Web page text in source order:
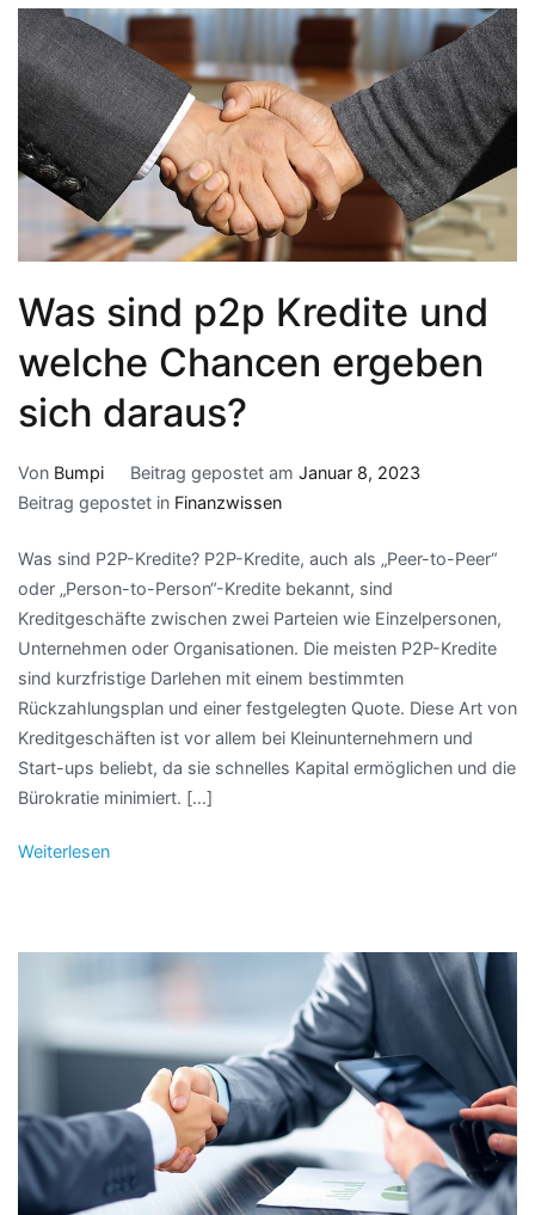
Was sind p2p Kredite und
welche Chancen ergeben
sich daraus?
Von Bumpi Beitrag gepostet am Januar 8, 2023
Beitrag gepostet in Finanzwissen
Was sind P2P-Kredite? P2P-Kredite, auch als „Peer-to-Peer“
oder „Person-to-Person“-Kredite bekannt, sind
Kreditgeschäfte zwischen zwei Parteien wie Einzelpersonen,
Unternehmen oder Organisationen. Die meisten P2P-Kredite
sind kurzfristige Darlehen mit einem bestimmten
Rückzahlungsplan und einer festgelegten Quote. Diese Art von
Kreditgeschäften ist vor allem bei Kleinunternehmern und
Start-ups beliebt, da sie schnelles Kapital ermöglichen und die
Bürokratie minimiert. […]
Weiterlesen